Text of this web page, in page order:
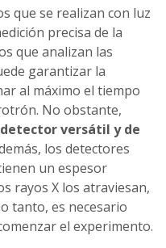
que se realizan con luz
precisa de la
que analizan las
garantizar la
al máximo el tiempo
No obstante,
versátil y de
los detectores
un espesor
rayos X los atraviesan,
tanto, es necesario
el experimento.